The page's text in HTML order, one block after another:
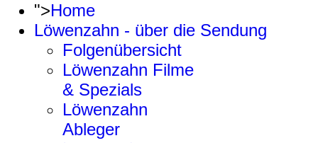
">Home
Löwenzahn - über die Sendung
Folgenübersicht
Löwenzahn Filme
& Spezials
Löwenzahn
Ableger